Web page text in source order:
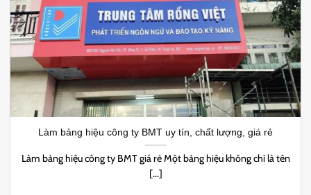
Làm bảng hiệu công ty BMT uy tín, chất lượng, giá rẻ
Làm bảng hiệu công ty BMT giá rẻ Một bảng hiệu không chỉ là tên
[...]